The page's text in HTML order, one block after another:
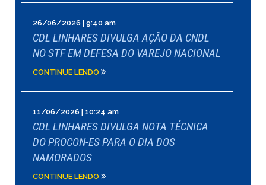
26/06/2026 | 9:40 am
CDL LINHARES DIVULGA AÇÃO DA CNDL
NO STF EM DEFESA DO VAREJO NACIONAL
CONTINUE LENDO
11/06/2026 | 10:24 am
CDL LINHARES DIVULGA NOTA TÉCNICA
DO PROCON-ES PARA O DIA DOS
NAMORADOS
CONTINUE LENDO